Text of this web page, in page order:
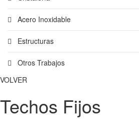
Acero Inoxidable
Estructuras
Otros Trabajos
VOLVER
Techos Fijos